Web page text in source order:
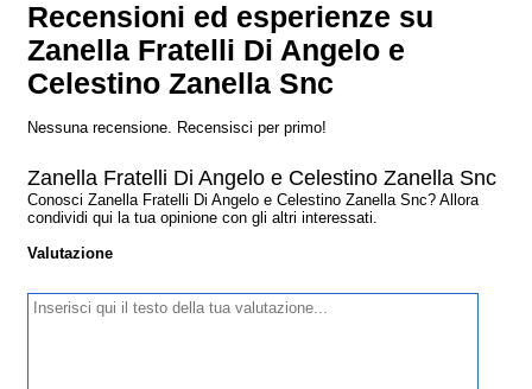
Recensioni ed esperienze su
Zanella Fratelli Di Angelo e
Celestino Zanella Snc
Nessuna recensione. Recensisci per primo!
Zanella Fratelli Di Angelo e Celestino Zanella Snc
Conosci Zanella Fratelli Di Angelo e Celestino Zanella Snc? Allora
condividi qui la tua opinione con gli altri interessati.
Valutazione